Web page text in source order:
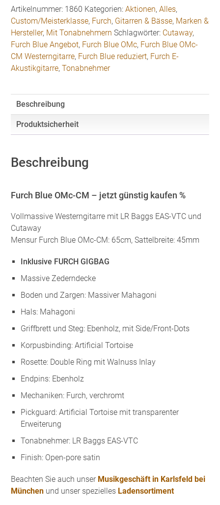
Blue
OMc-
CM
Westerngitarre
mit
LR
VTC
Cutaway
inkl.
Menge
Artikelnummer: 1860 Kategorien:Aktionen,Alles,
Custom/Meisterklasse, Furch, Gitarren & Bässe, Marken &
Hersteller, Mit Tonabnehmern Schlagwörter: Cutaway,
Furch Blue Angebot, Furch Blue OMc, Furch Blue OMc-
CM Westerngitarre, Furch Blue reduziert, Furch E-
Akustikgitarre,Tonabnehmer
Beschreibung
Produktsicherheit
Beschreibung
Furch Blue OMc-CM – jetzt günstig kaufen %
Vollmassive Westerngitarre mit LR Baggs EAS-VTC und
Cutaway
Mensur Furch Blue OMc-CM: 65cm, Sattelbreite: 45mm
Inklusive FURCH GIGBAG
Massive Zederndecke
Boden und Zargen: Massiver Mahagoni
Hals: Mahagoni
Griffbrett und Steg: Ebenholz, mit Side/Front-Dots
Korpusbinding: Artificial Tortoise
Rosette: Double Ring mit Walnuss Inlay
Endpins: Ebenholz
Mechaniken: Furch, verchromt
Pickguard: Artificial Tortoise mit transparenter
Erweiterung
Tonabnehmer: LR Baggs EAS-VTC
Finish: Open-pore satin
Beachten Sie auch unser Musikgeschäft in Karlsfeld bei
München und unser spezielles Ladensortiment